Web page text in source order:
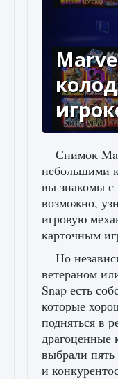
Снимок
небольшими
вы знакомы
возможно,
игровую
карточным
Но
ветераном
Snap есть
которые
подняться в
драгоценные
выбрали
и